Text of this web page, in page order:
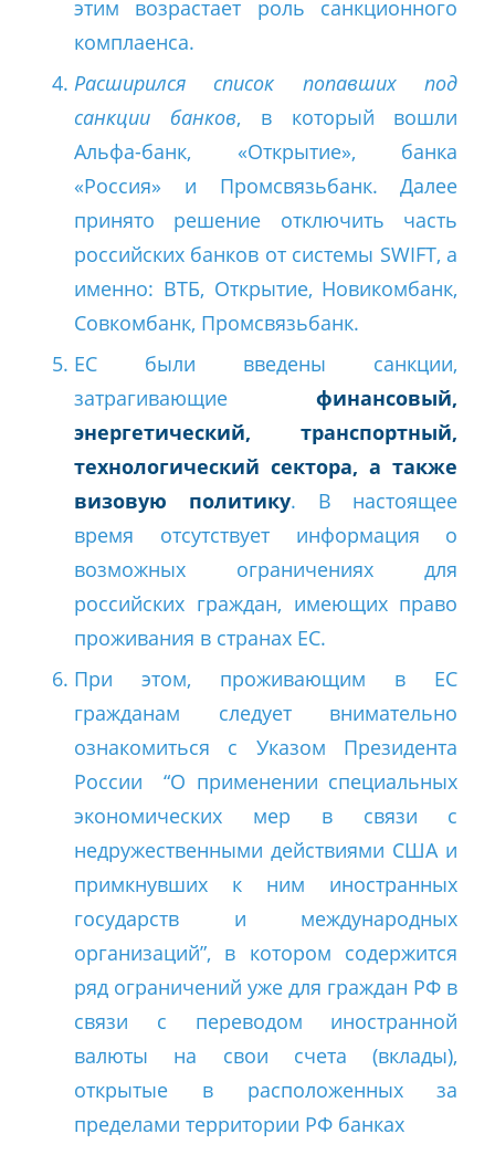
этим возрастает роль санкционного
комплаенса.
Расширился список попавших под
санкции банков, в который вошли
Альфа-банк, «Открытие», банка
«Россия» и Промсвязьбанк. Далее
принято решение отключить часть
российских банков от системы SWIFT, а
именно: ВТБ, Открытие, Новикомбанк,
Совкомбанк, Промсвязьбанк.
ЕС были введены санкции,
затрагивающиефинансовый,
энергетический, транспортный,
технологический сектора, а также
визовую политику. В настоящее
время отсутствует информация о
возможных ограничениях для
российских граждан, имеющих право
проживания в странах ЕС.
При этом, проживающим в ЕС
гражданам следует внимательно
ознакомиться с Указом Президента
России “О применении специальных
экономических мер в связи с
недружественными действиями США и
примкнувших к ним иностранных
государств и международных
организаций”, в котором содержится
ряд ограничений уже для граждан РФ в
связи с переводом иностранной
валюты на свои счета (вклады),
открытые в расположенных за
пределами территории РФ банках